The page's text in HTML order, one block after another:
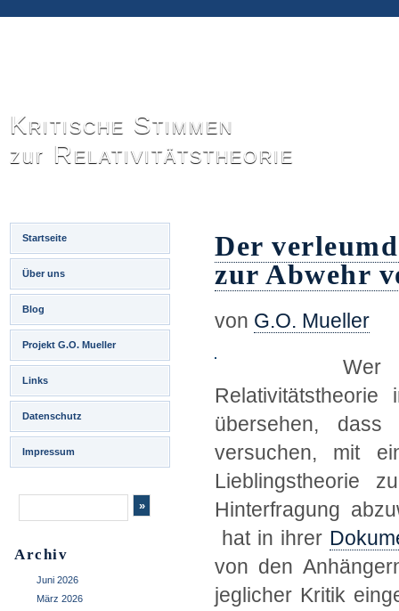
Kritische Stimmen
zur Relativitätstheorie
Startseite
Über uns
Blog
Projekt G.O. Mueller
Links
Datenschutz
Impressum
Archiv
Juni 2026
März 2026
Der
zur Abwehr
von G.O. Mueller
Wer
übersehen, dass
versuchen, mit
Lieblingstheorie
Hinterfragung
hat in ihrer
von den
jeglicher Kritik